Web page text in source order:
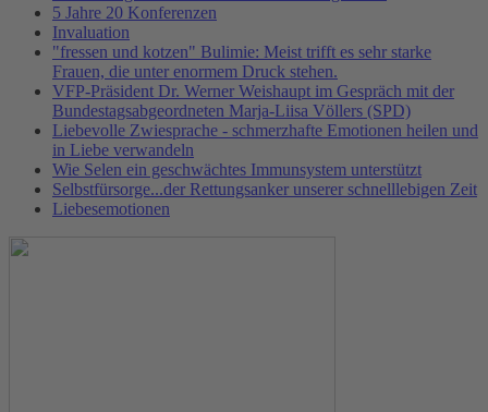
5 Jahre 20 Konferenzen
Invaluation
"fressen und kotzen" Bulimie: Meist trifft es sehr starke
Frauen, die unter enormem Druck stehen.
VFP-Präsident Dr. Werner Weishaupt im Gespräch mit der
Bundestagsabgeordneten Marja-Liisa Völlers (SPD)
Liebevolle Zwiesprache - schmerzhafte Emotionen heilen und
in Liebe verwandeln
Wie Selen ein geschwächtes Immunsystem unterstützt
Selbstfürsorge...der Rettungsanker unserer schnelllebigen Zeit
Liebesemotionen